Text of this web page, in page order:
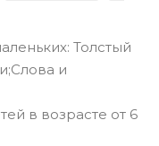
Толстый
и
в возрасте от 6